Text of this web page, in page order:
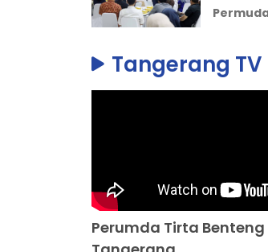
Tangerang TV
Perumda Tirta